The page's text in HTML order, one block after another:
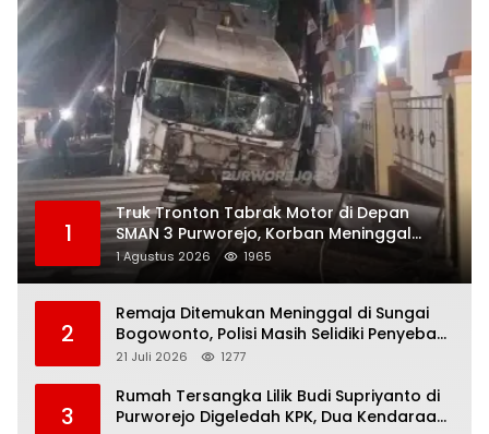
1
Truk Tronton Tabrak Motor di Depan
SMAN 3 Purworejo, Korban Meninggal
Dunia, Polisi Masih Selidiki Penyebab
1 Agustus 2026 1965
2
Remaja Ditemukan Meninggal di Sungai
Bogowonto, Polisi Masih Selidiki Penyebab
Kematian
21 Juli 2026 1277
3
Rumah Tersangka Lilik Budi Supriyanto di
Purworejo Digeledah KPK, Dua Kendaraan